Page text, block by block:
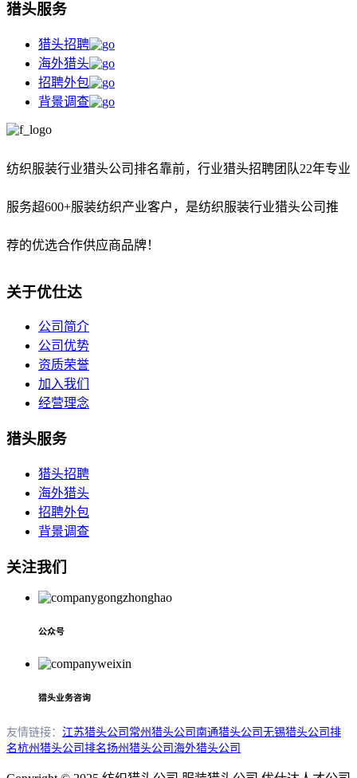
猎头服务
猎头招聘
海外猎头
招聘外包
背景调查
纺织服装行业猎头公司排名靠前， 行业猎头招聘团队22年专业
服务超600+服装纺织产业客户，是纺织服装行业猎头公司推
荐的优选合作供应商品牌！
关于优仕达
公司简介
公司优势
资质荣誉
加入我们
经营理念
猎头服务
猎头招聘
海外猎头
招聘外包
背景调查
关注我们
公众号
猎头业务咨询
友情链接： 江苏猎头公司 常州猎头公司 南通猎头公司 无锡猎头公司排
名杭州猎头公司排名扬州猎头公司 海外猎头公司